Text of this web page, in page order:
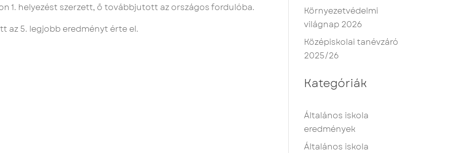
1. helyezést szerzett, ő továbbjutott az országos fordulóba.
az 5. legjobb eredményt érte el.
Környezetvédelmi
világnap 2026
Középiskolai tanévzáró
2025/26
Kategóriák
Általános iskola
eredmények
Általános iskola